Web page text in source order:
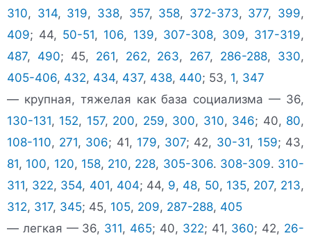
310, 314, 319, 338, 357, 358, 372-373, 377, 399,
409; 44, 50-51, 106, 139, 307-308, 309, 317-319,
487, 490; 45, 261, 262, 263, 267, 286-288, 330,
405-406, 432, 434, 437, 438, 440; 53, 1, 347
— крупная, тяжелая как база социализма — 36,
130-131, 152, 157, 200, 259, 300, 310, 346; 40, 80,
108-110, 271, 306; 41, 179, 307; 42, 30-31, 159; 43,
81, 100, 120, 158, 210, 228, 305-306. 308-309. 310-
311, 322, 354, 401, 404; 44, 9, 48, 50, 135, 207, 213,
312, 317, 345; 45, 105, 209, 287-288, 405
— легкая — 36, 311, 465; 40, 322; 41, 360; 42, 26-